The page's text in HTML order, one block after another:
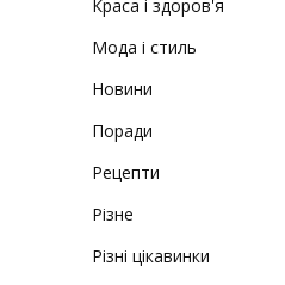
Краса і здоров'я
Мода і стиль
Новини
Поради
Рецепти
Різне
Різні цікавинки